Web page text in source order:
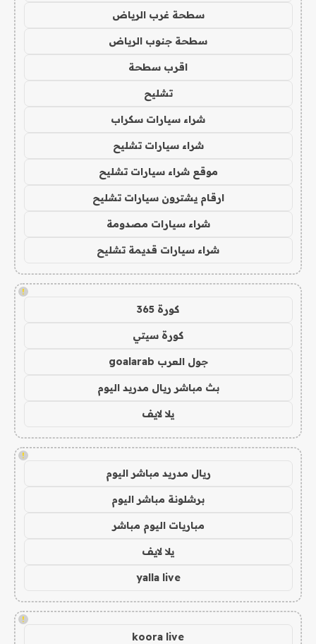
سطحة غرب الرياض
سطحة جنوب الرياض
اقرب سطحة
تشليح
شراء سيارات سكراب
شراء سيارات تشليح
موقع شراء سيارات تشليح
ارقام يشترون سيارات تشليح
شراء سيارات مصدومة
شراء سيارات قديمة تشليح
!
كورة 365
كورة سيتي
جول العرب goalarab
بث مباشر ريال مدريد اليوم
يلا لايف
!
ريال مدريد مباشر اليوم
برشلونة مباشر اليوم
مباريات اليوم مباشر
يلا لايف
yalla live
!
koora live